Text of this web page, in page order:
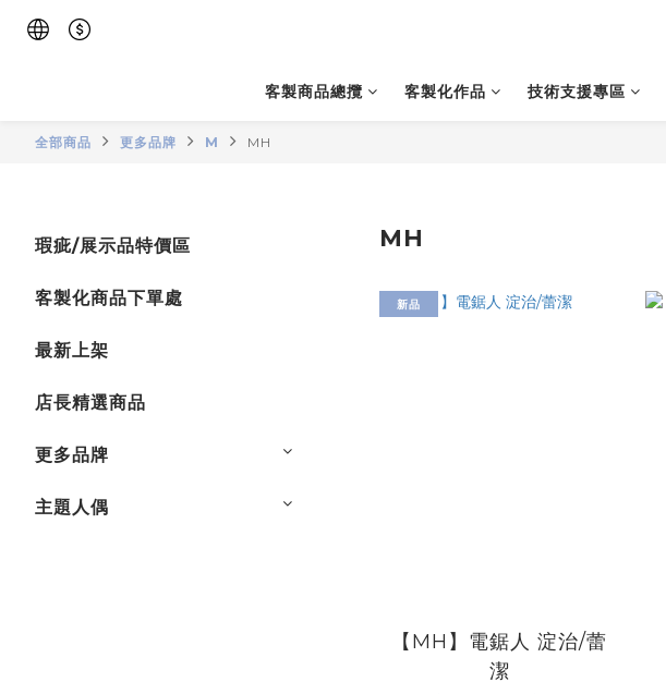
客製商品總攬 客製化作品 技術支援專區
全部商品 更多品牌 M MH
瑕疵/展示品特價區
客製化商品下單處
最新上架
店長精選商品
更多品牌
主題人偶
MH
新品
【MH】電鋸人 淀治/蕾
潔